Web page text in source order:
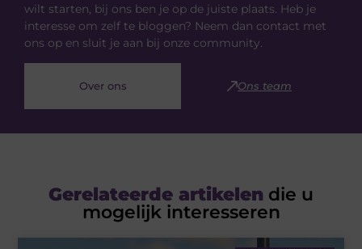
wilt starten, bij ons ben je op de juiste plaats. Heb je
interesse om zelf te bloggen? Neem dan contact met
ons op en sluit je aan bij onze community.
Over ons Ons team
Gerelateerde artikelen die u
mogelijk interesseren